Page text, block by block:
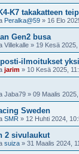
K7 takakatteen
Peralka@59 » 16 Elo
Gen2 busa
Villekalle » 19 Kesä
ilmoitukset
jarim » 10 Kesä 2025,
Jaba79 » 09 Maalis
Sweden
SMR » 12 Huhti 2024,
2 sivulaukut
suiza » 31 Maalis 2024,